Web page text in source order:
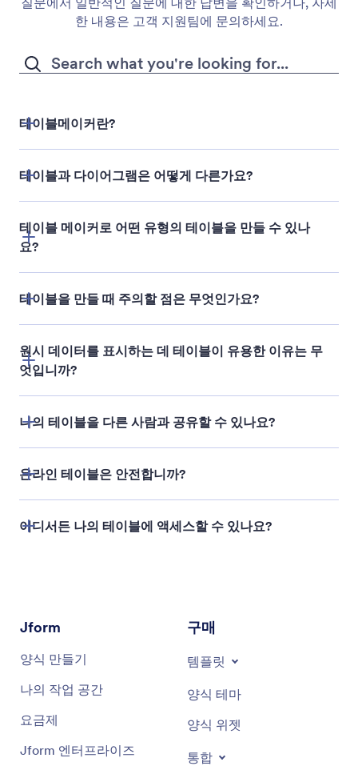
한 내용은 고객 지원팀에 문의하세요.
테이블메이커란?
테이블과 다이어그램은 어떻게 다른가요?
테이블 메이커로 어떤 유형의 테이블을 만들 수 있나
요?
table templates
테이블을 만들 때 주의할 점은 무엇인가요?
이 테이블의 목적은 무엇입니까?
이 테이블은 다른 사람들이 쉽게 이해할 수 있도록 배
원시 데이터를 표시하는 데 테이블이 유용한 이유는 무
엇입니까?
나의 테이블을 다른 사람과 공유할 수 있나요?
온라인 테이블은 안전합니까?
을 제공합니다
어디서든 나의 테이블에 액세스할 수 있나요?
Jform
양식 만들기
나의 작업 공간
요금제
Jform 엔터프라이즈
구매
템플릿
양식 테마
양식 위젯
통합